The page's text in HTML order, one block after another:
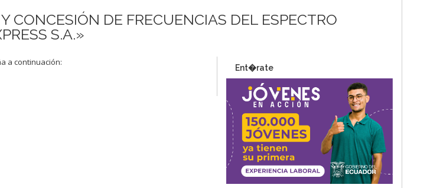
DE FRECUENCIAS DEL ESPECTRO
S.A.»
a continuación:
Ent�rate